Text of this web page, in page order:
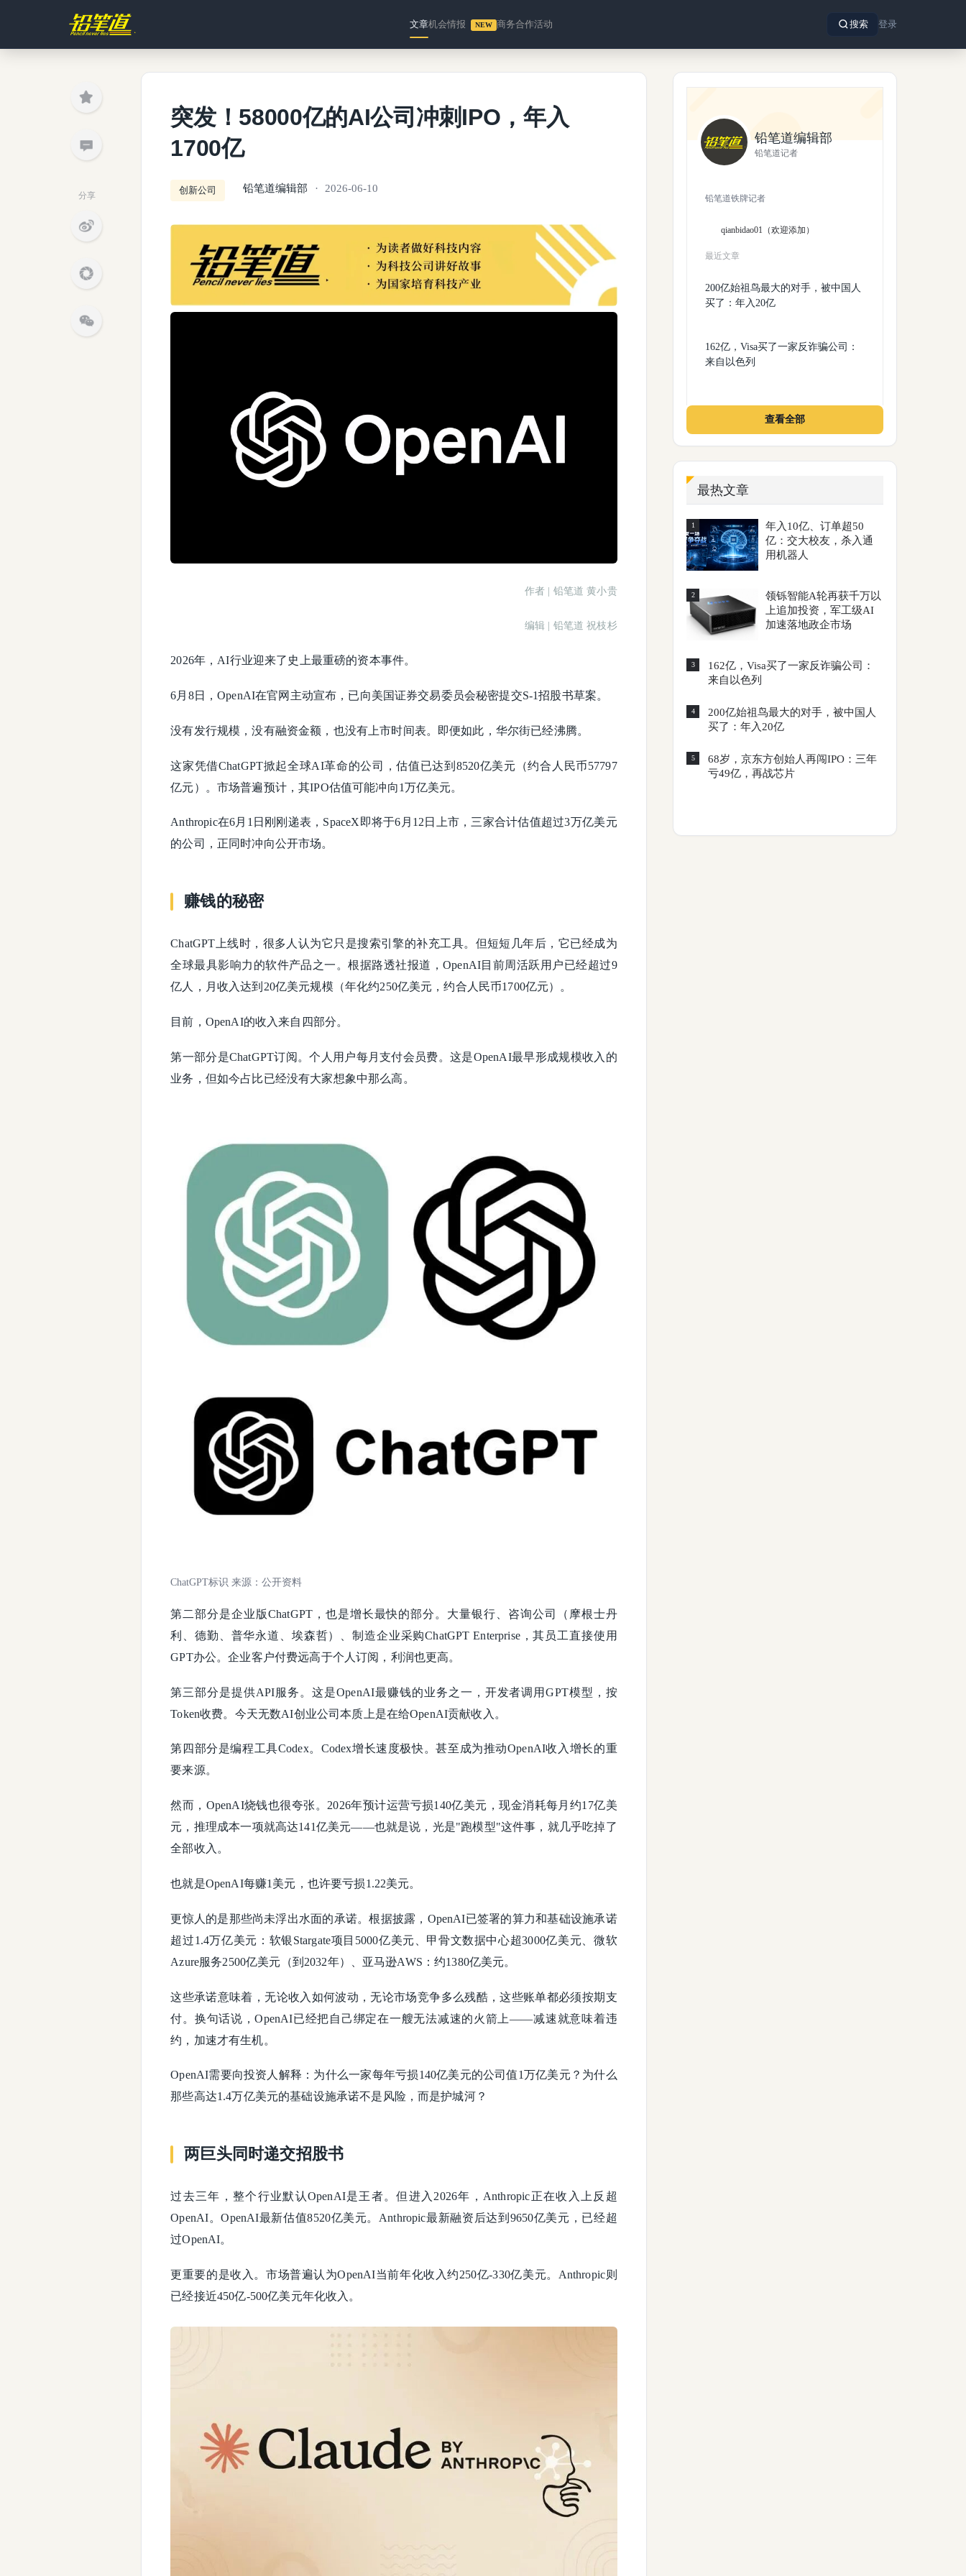
文章机会情报 NEW 商务合作活动 搜索 登录
分享
突发！58000亿的AI公司冲刺IPO，年入
1700亿
创新公司 铅笔道编辑部 2026-06-10
作者 | 铅笔道 黄小贵
编辑 | 铅笔道 祝枝杉
2026年，AI行业迎来了史上最重磅的资本事件。
6月8日，OpenAI在官网主动宣布，已向美国证券交易委员会秘密提交S-1招股书草案。
没有发行规模，没有融资金额，也没有上市时间表。即便如此，华尔街已经沸腾。
这家凭借ChatGPT掀起全球AI革命的公司，估值已达到8520亿美元（约合人民币57797
亿元）。市场普遍预计，其IPO估值可能冲向1万亿美元。
Anthropic在6月1日刚刚递表，SpaceX即将于6月12日上市，三家合计估值超过3万亿美元
的公司，正同时冲向公开市场。
赚钱的秘密
ChatGPT上线时，很多人认为它只是搜索引擎的补充工具。但短短几年后，它已经成为
全球最具影响力的软件产品之一。根据路透社报道，OpenAI目前周活跃用户已经超过9
亿人，月收入达到20亿美元规模（年化约250亿美元，约合人民币1700亿元）。
目前，OpenAI的收入来自四部分。
第一部分是ChatGPT订阅。个人用户每月支付会员费。这是OpenAI最早形成规模收入的
业务，但如今占比已经没有大家想象中那么高。
ChatGPT标识 来源：公开资料
第二部分是企业版ChatGPT，也是增长最快的部分。大量银行、咨询公司（摩根士丹
利、德勤、普华永道、埃森哲）、制造企业采购ChatGPT Enterprise，其员工直接使用
GPT办公。企业客户付费远高于个人订阅，利润也更高。
第三部分是提供API服务。这是OpenAI最赚钱的业务之一，开发者调用GPT模型，按
Token收费。今天无数AI创业公司本质上是在给OpenAI贡献收入。
第四部分是编程工具Codex。Codex增长速度极快。甚至成为推动OpenAI收入增长的重
要来源。
然而，OpenAI烧钱也很夸张。2026年预计运营亏损140亿美元，现金消耗每月约17亿美
元，推理成本一项就高达141亿美元——也就是说，光是"跑模型"这件事，就几乎吃掉了
全部收入。
也就是OpenAI每赚1美元，也许要亏损1.22美元。
更惊人的是那些尚未浮出水面的承诺。根据披露，OpenAI已签署的算力和基础设施承诺
超过1.4万亿美元：软银Stargate项目5000亿美元、甲骨文数据中心超3000亿美元、微软
Azure服务2500亿美元（到2032年）、亚马逊AWS：约1380亿美元。
这些承诺意味着，无论收入如何波动，无论市场竞争多么残酷，这些账单都必须按期支
付。换句话说，OpenAI已经把自己绑定在一艘无法减速的火箭上——减速就意味着违
约，加速才有生机。
OpenAI需要向投资人解释：为什么一家每年亏损140亿美元的公司值1万亿美元？为什么
那些高达1.4万亿美元的基础设施承诺不是风险，而是护城河？
两巨头同时递交招股书
过去三年，整个行业默认OpenAI是王者。但进入2026年，Anthropic正在收入上反超
OpenAI。OpenAI最新估值8520亿美元。Anthropic最新融资后达到9650亿美元，已经超
过OpenAI。
更重要的是收入。市场普遍认为OpenAI当前年化收入约250亿-330亿美元。Anthropic则
已经接近450亿-500亿美元年化收入。
铅笔道编辑部
铅笔道记者
铅笔道铁牌记者
qianbidao01（欢迎添加）
最近文章
200亿始祖鸟最大的对手，被中国人
买了：年入20亿
162亿，Visa买了一家反诈骗公司：
来自以色列
查看全部
最热文章
1
年入10亿、订单超50
亿：交大校友，杀入通
用机器人
2
领铄智能A轮再获千万以
上追加投资，军工级AI
加速落地政企市场
3
162亿，Visa买了一家反诈骗公司：
来自以色列
4
200亿始祖鸟最大的对手，被中国人
买了：年入20亿
5
68岁，京东方创始人再闯IPO：三年
亏49亿，再战芯片